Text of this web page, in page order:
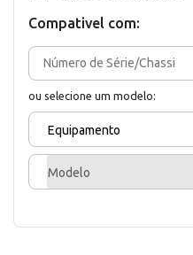
Compativel com:
ou selecione um modelo:
Equipamento
Modelo